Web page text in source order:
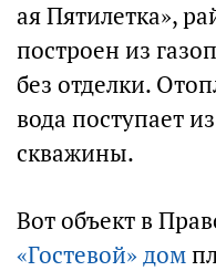
ая Пятилетка»,
построен из
без отделки.
вода поступает
скважины.
Вот объект в
«Гостевой» дом